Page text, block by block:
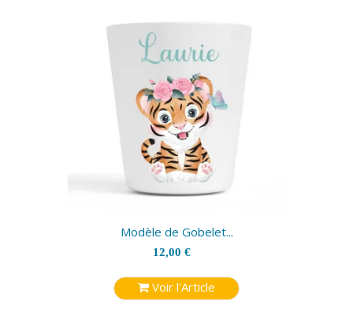
Modèle de Gobelet...
12,00 €
Voir l'Article